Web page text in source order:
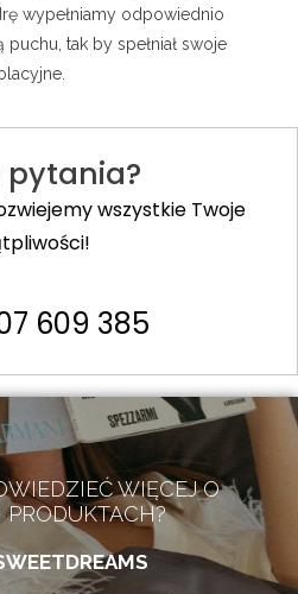
wypełniamy odpowiednio
tak by spełniał swoje
pytania?
wszystkie Twoje
609 385
WIĘCEJ O